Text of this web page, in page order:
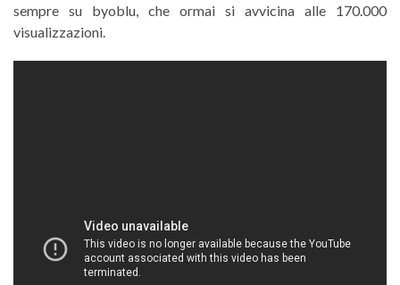
sempre su byoblu, che ormai si avvicina alle 170.000
visualizzazioni.